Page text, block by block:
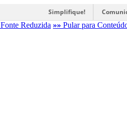
Simplifique!
Fonte Reduzida »» Pular para